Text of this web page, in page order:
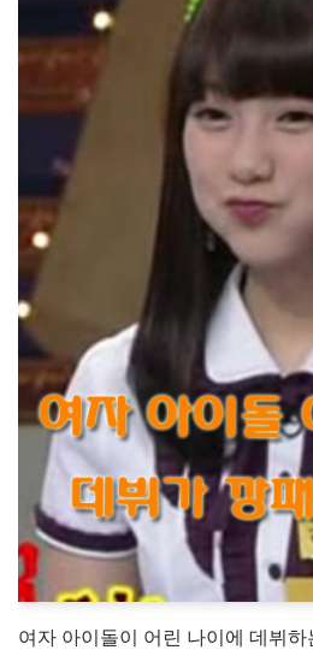
여자 아이돌이 어린 나이에 데뷔